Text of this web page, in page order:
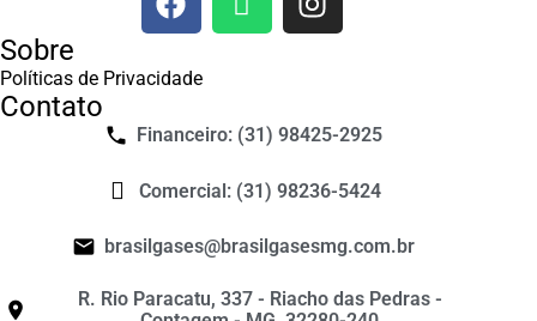
Contato
Financeiro: (31) 98425-2925
Comercial: (31) 98236-5424
brasilgases@brasilgasesmg.com.br
R. Rio Paracatu, 337 - Riacho das Pedras -
Sobre
Políticas de Privacidade